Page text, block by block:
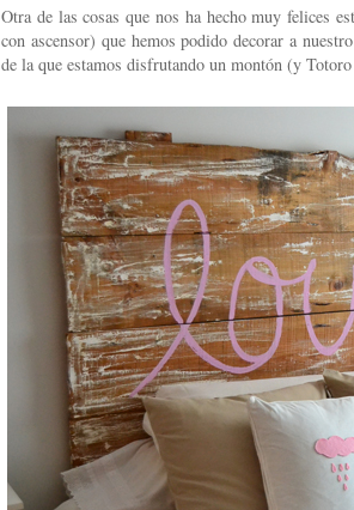
Otra de las cosas que nos ha hecho muy felices
con ascensor) que hemos podido decorar a
de la que estamos disfrutando un montón (y